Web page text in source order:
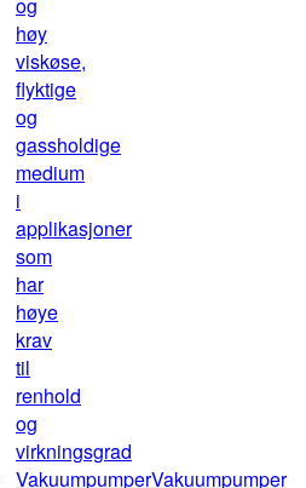
høy
viskøse,
flyktige
og
gassholdige
medium
i
applikasjoner
som
har
høye
krav
til
renhold
og
virkningsgrad
VakuumpumperVakuumpumper